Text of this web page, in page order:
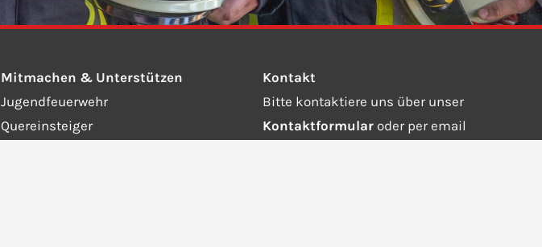
Mitmachen & Unterstützen
Jugendfeuerwehr
Quereinsteiger
Kontakt
Bitte kontaktiere uns über unser
Kontaktformular oder per email